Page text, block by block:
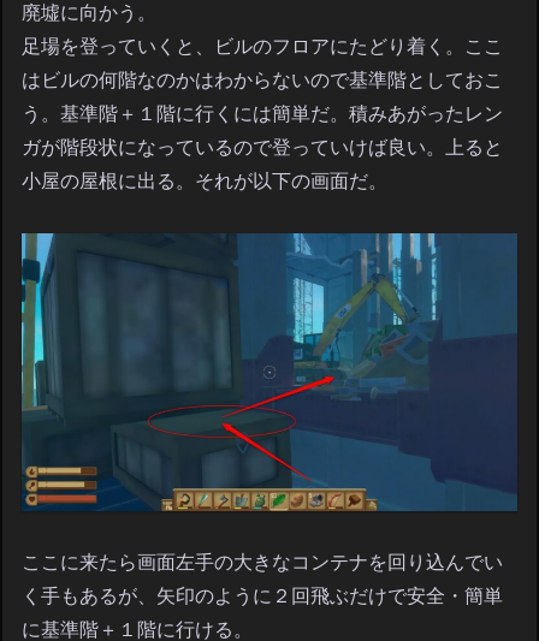
廃墟に向かう。
足場を登っていくと、ビルのフロアにたどり着く。ここ
はビルの何階なのかはわからないので基準階としておこ
う。基準階＋１階に行くには簡単だ。積みあがったレン
ガが階段状になっているので登っていけば良い。上ると
小屋の屋根に出る。それが以下の画面だ。
ここに来たら画面左手の大きなコンテナを回り込んでい
く手もあるが、矢印のように２回飛ぶだけで安全・簡単
に基準階＋１階に行ける。